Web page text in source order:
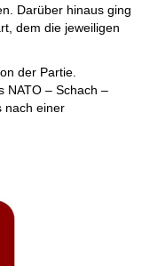
Darüber hinaus ging
dem die jeweiligen
der Partie.
NATO – Schach –
nach einer